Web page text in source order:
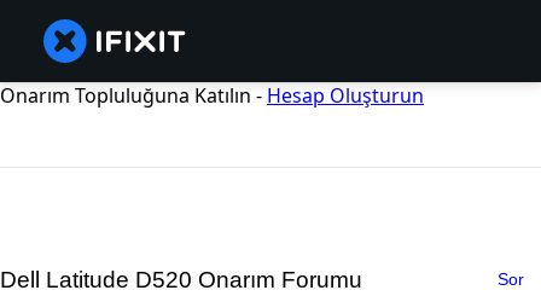
Onarım Topluluğuna Katılın - Hesap Oluşturun
Dell Latitude D520 Onarım Forumu Sor